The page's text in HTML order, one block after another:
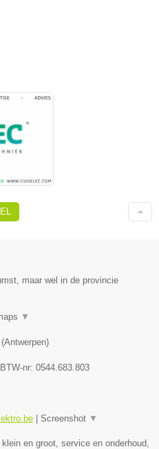
maar wel in de provincie
▼
(Antwerpen)
, BTW-nr: 0544.683.803
Screenshot ▼
en groot, service en onderhoud,